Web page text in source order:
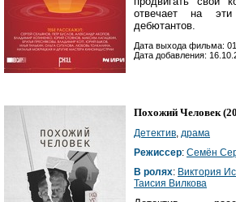
отвечает на
дебютантов.
Дата выхода фильма:
Дата добавления:
Похожий Человек
Детектив, драма
Режиссер: Семён
В ролях: Виктория
Таисия Вилкова